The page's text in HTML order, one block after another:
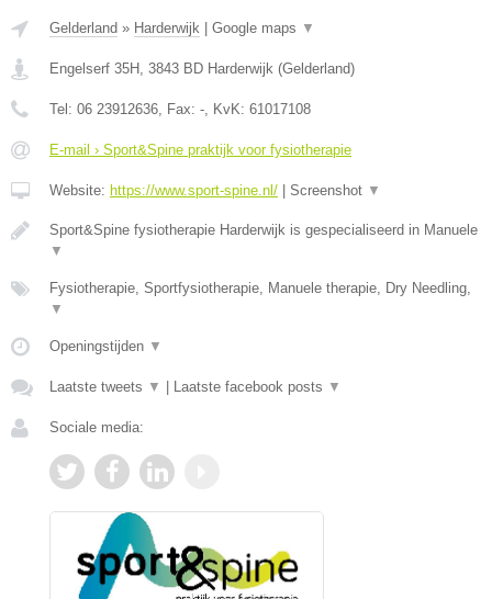
Gelderland » Harderwijk | Google maps ▼
Engelserf 35H 3843 BD Harderwijk (Gelderland)
Tel: 06 23912636 , Fax: - , KvK: 61017108
E-mail › Sport&Spine praktijk voor fysiotherapie
Website: https://www.sport-spine.nl/ | Screenshot ▼
Sport&Spine fysiotherapie Harderwijk is gespecialiseerd in Manuele
▼
Fysiotherapie, Sportfysiotherapie, Manuele therapie, Dry Needling,
▼
Openingstijden ▼
Laatste tweets ▼ | Laatste facebook posts ▼
Sociale media: